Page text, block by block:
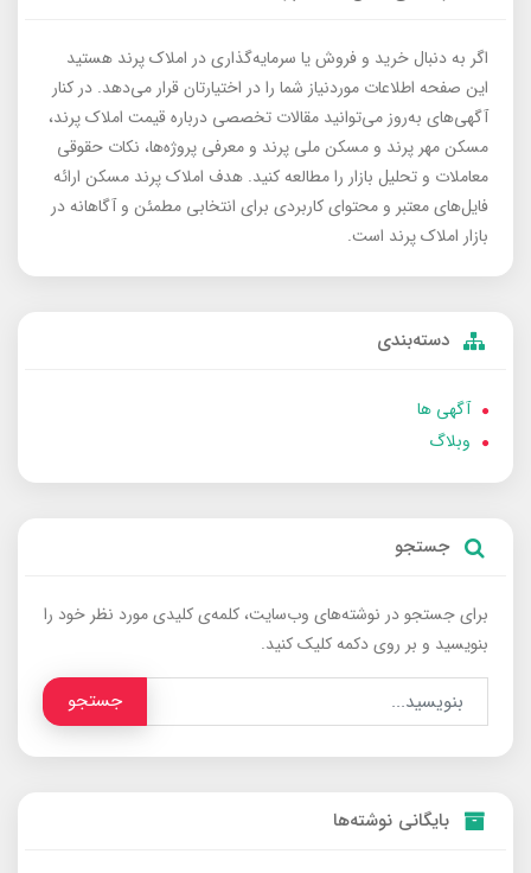
اگر به دنبال خرید و فروش یا سرمایه‌گذاری در املاک پرند هستید
این صفحه اطلاعات موردنیاز شما را در اختیارتان قرار می‌دهد. در کنار
آگهی‌های به‌روز می‌توانید مقالات تخصصی درباره قیمت املاک پرند،
مسکن مهر پرند و مسکن ملی پرند و معرفی پروژه‌ها، نکات حقوقی
معاملات و تحلیل بازار را مطالعه کنید. هدف املاک پرند مسکن ارائه
فایل‌های معتبر و محتوای کاربردی برای انتخابی مطمئن و آگاهانه در
بازار املاک پرند است.
دسته‌بندی
آگهی ها
وبلاگ
جستجو
برای جستجو در نوشته‌های وب‌سایت، کلمه‌ی کلیدی مورد نظر خود را
بنویسید و بر روی دکمه کلیک کنید.
جستجو
بایگانی نوشته‌ها